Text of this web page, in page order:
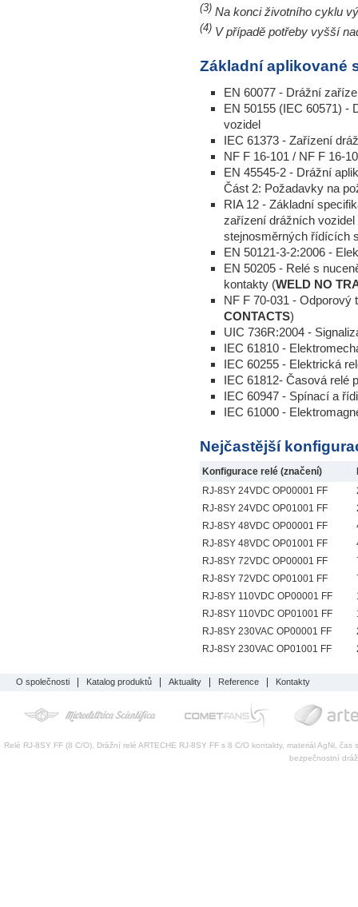
(3) Na konci životního cyklu
(4) V případě potřeby vyšší
Základní aplikované
EN 60077 - Drážní
EN 50155 (IEC 60571) -
vozidel
IEC 61373 - Zařízení
NF F 16-101 / NF F 16-
EN 45545-2 - Drážní
Část 2: Požadavky na
RIA 12 - Základní
zařízení drážních
stejnosměrných řídících
EN 50121-3-2:2006 -
EN 50205 - Relé s
kontakty (WELD NO
NF F 70-031 - Odporový
CONTACTS)
UIC 736R:2004 -
IEC 61810 -
IEC 60255 - Elektrická
IEC 61812- Časová relé
IEC 60947 - Spínací a
IEC 61000 -
Nejčastější
Konfigurace relé (značení)
RJ-8SY 24VDC OP00001 FF
RJ-8SY 24VDC OP01001 FF
RJ-8SY 48VDC OP00001 FF
RJ-8SY 48VDC OP01001 FF
RJ-8SY 72VDC OP00001 FF
RJ-8SY 72VDC OP01001 FF
RJ-8SY 110VDC OP00001 FF
RJ-8SY 110VDC OP01001 FF
RJ-8SY 230VAC OP00001 FF
RJ-8SY 230VAC OP01001 FF
O společnosti Katalog produktů Aktuality Reference Kontakty
Relé RJ-8SY FF (8 C/O). Drážní relé ARTECHE RJ-8SY FF s 8 C/O kontakty, materiál AgNi,
bezpečnostní